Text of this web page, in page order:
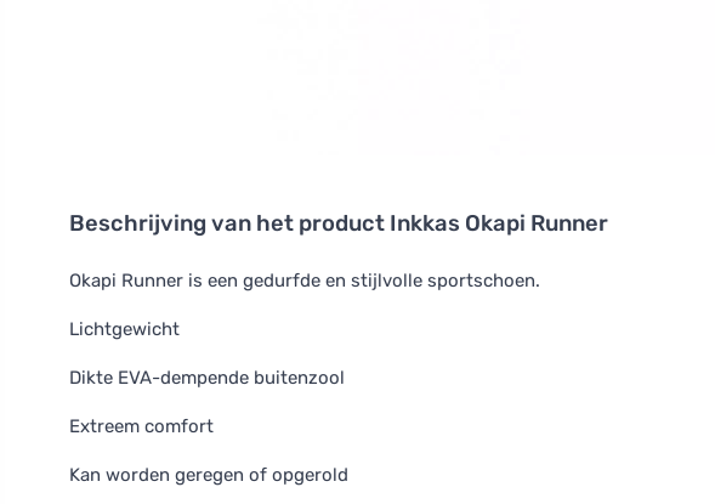
Beschrijving van het product Inkkas Okapi Runner
Okapi Runner is een gedurfde en stijlvolle sportschoen.
Lichtgewicht
Dikte EVA-dempende buitenzool
Extreem comfort
Kan worden geregen of opgerold